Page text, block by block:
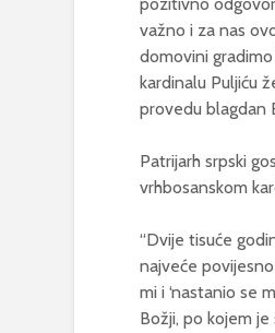
važno i za nas
domovini gradimo
kardinalu Puljiću
provedu blagdan
Patrijarh srpski
vrhbosanskom
“Dvije tisuće
najveće
mi i ‘nastanio se
Božji, po kojem